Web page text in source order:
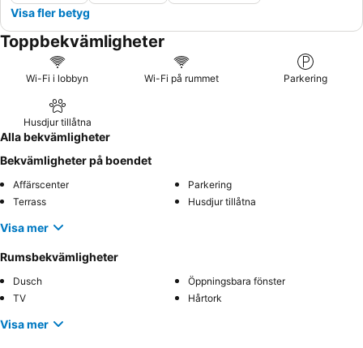
Visa fler betyg
Toppbekvämligheter
Wi-Fi i lobbyn Wi-Fi på rummet Parkering
Husdjur tillåtna
Alla bekvämligheter
Bekvämligheter på boendet
Affärscenter
Parkering
Terrass
Husdjur tillåtna
Visa mer
Rumsbekvämligheter
Dusch
Öppningsbara fönster
TV
Hårtork
Visa mer